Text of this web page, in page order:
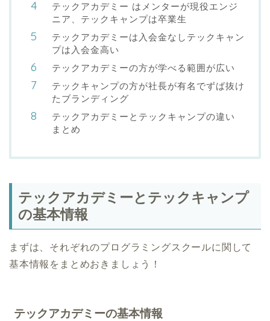
テックアカデミー はメンターが現役エンジ
ニア、テックキャンプは卒業生
テックアカデミーは入会金なしテックキャン
プは入会金高い
テックアカデミーの方が学べる範囲が広い
テックキャンプの方が社長が有名でずば抜け
たブランディング
テックアカデミーとテックキャンプの違い
まとめ
テックアカデミーとテックキャンプ
の基本情報
まずは、それぞれのプログラミングスクールに関して
基本情報をまとめおきましょう！
テックアカデミーの基本情報